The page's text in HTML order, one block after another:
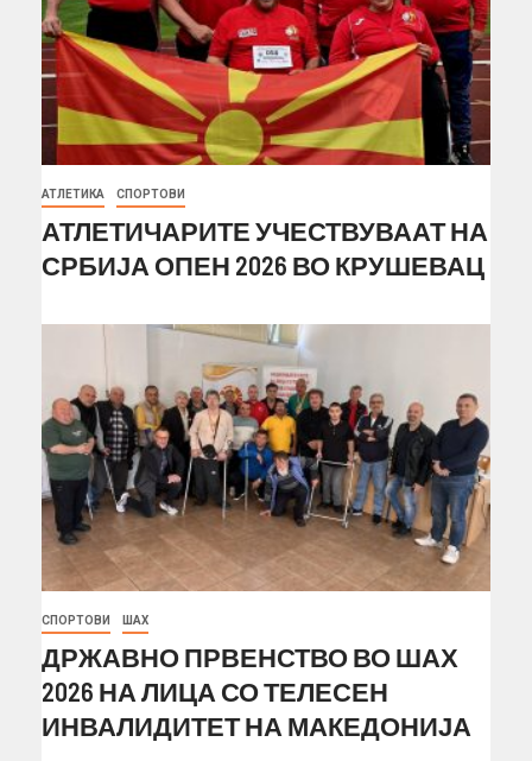
АТЛЕТИКА СПОРТОВИ
АТЛЕТИЧАРИТЕ УЧЕСТВУВААТ НА
СРБИЈА ОПЕН 2026 ВО КРУШЕВАЦ
СПОРТОВИ ШАХ
ДРЖАВНО ПРВЕНСТВО ВО ШАХ
2026 НА ЛИЦА СО ТЕЛЕСЕН
ИНВАЛИДИТЕТ НА МАКЕДОНИЈА